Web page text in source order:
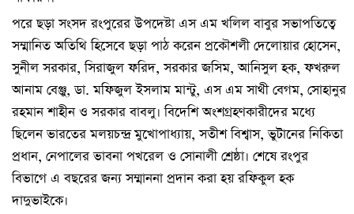
পরে ছড়া সংসদ রংপুরের উপদেষ্টা এস এম খলিল বাবুর সভাপতিত্বে
সম্মানিত অতিথি হিসেবে ছড়া পাঠ করেন প্রকৌশলী দেলোয়ার হোসেন,
সুনীল সরকার, সিরাজুল ফরিদ, সরকার জসিম, আনিসুল হক, ফখরুল
আনাম বেঞ্জু, ডা. মফিজুল ইসলাম মান্টু, এস এম সাথী বেগম, সোহানুর
রহমান শাহীন ও সরকার বাবলু। বিদেশি অংশগ্রহণকারীদের মধ্যে
ছিলেন ভারতের মলয়চন্দ্র মুখোপাধ্যায়, সতীশ বিশ্বাস, ভুটানের নিকিতা
প্রধান, নেপালের ভাবনা পখরেল ও সোনালী শ্রেষ্ঠা। শেষে রংপুর
বিভাগে এ বছরের জন্য সম্মাননা প্রদান করা হয় রফিকুল হক
দাদুভাইকে।